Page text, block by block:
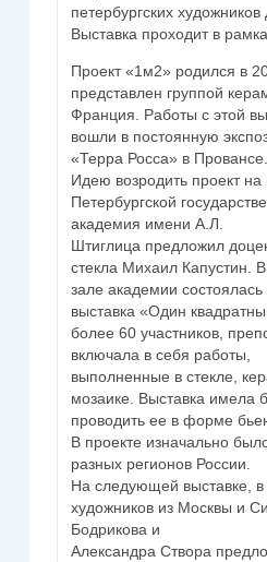
петербургских
Выставка проходит в
Проект «1м2» родился в
представлен группой
Франция. Работы с этой
вошли в постоянную
«Терра Росса» в Провансе.
Идею возродить проект
Петербургской
академия имени А.Л.
Штиглица предложил
стекла Михаил Капустин.
зале академии состоялась
выставка «Один
более 60 участников,
включала в себя работы,
выполненные в стекле,
мозаике. Выставка имела
проводить ее в форме
В проекте изначально
разных регионов России.
На следующей выставке,
художников из Москвы и
Бодрикова и
Александра Створа